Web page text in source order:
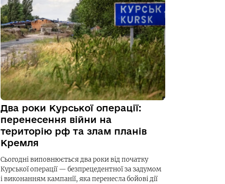
Два роки Курської операції:
перенесення війни на
територію рф та злам планів
Кремля
Сьогодні виповнюється два роки від початку
Курської операції — безпрецедентної за задумом
і виконанням кампанії, яка перенесла бойові дії